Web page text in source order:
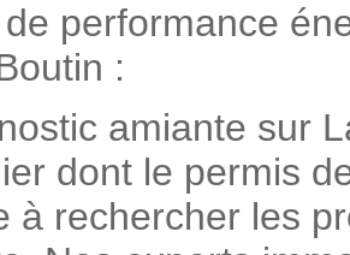
performance
:
amiante sur
dont le permis
à rechercher les